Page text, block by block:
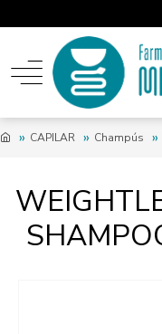
CAPILAR Champús